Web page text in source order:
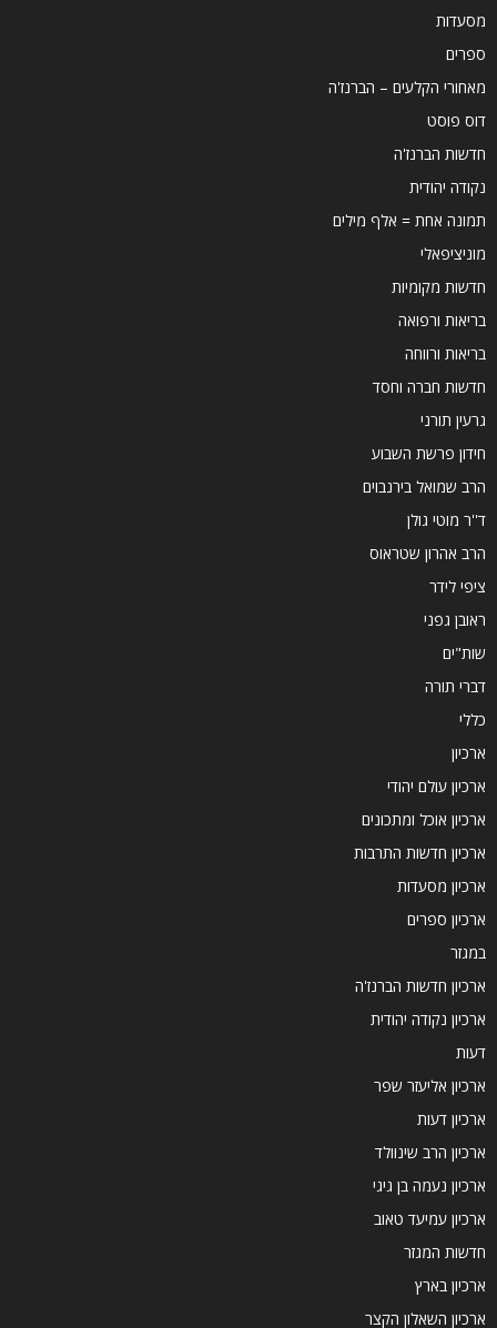
מסעדות
ספרים
מאחורי הקלעים – הברנז'ה
דוס פוסט
חדשות הברנז'ה
נקודה יהודית
תמונה אחת = אלף מילים
מוניציפאלי
חדשות מקומיות
בריאות ורפואה
בריאות ורווחה
חדשות חברה וחסד
גרעין תורני
חידון פרשת השבוע
הרב שמואל בירנבוים
ד''ר מוטי גולן
הרב אהרון שטראוס
ציפי לידר
ראובן גפני
שות"ים
דברי תורה
כללי
ארכיון
ארכיון עולם יהודי
ארכיון אוכל ומתכונים
ארכיון חדשות התרבות
ארכיון מסעדות
ארכיון ספרים
במגזר
ארכיון חדשות הברנז'ה
ארכיון נקודה יהודית
דעות
ארכיון אליעזר שפר
ארכיון דעות
ארכיון הרב שינוולד
ארכיון נעמה בן גיגי
ארכיון עמיעד טאוב
חדשות המגזר
ארכיון בארץ
ארכיון השאלון הקצר